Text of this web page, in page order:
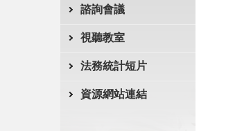
諮詢會議
視聽教室
法務統計短片
資源網站連結